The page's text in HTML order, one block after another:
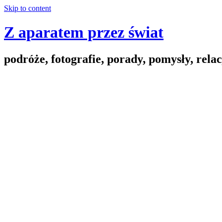
Skip to content
Z aparatem przez świat
podróże, fotografie, porady, pomysły,